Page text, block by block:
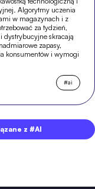
Algorytmy uczenia
w magazynach i z
za tydzień,
dystrybucyjne skracają
zapasy,
konsumentów i wymogi
#ai
z #AI